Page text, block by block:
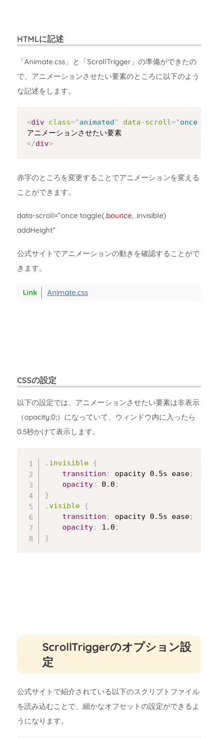
HTMLに記述
「Animate.css」と「ScrollTrigger」の準備ができたの
で、アニメーションさせたい要素のところに以下のよう
な記述をします。
<div class="animated" data-scroll="once
</div>
赤字のところを変更することでアニメーションを変える
ことができます。
data-scroll=”once toggle(.bounce, .invisible)
addHeight”
公式サイトでアニメーションの動きを確認することがで
きます。
Animate.css
CSSの設定
以下の設定では、アニメーションさせたい要素は非表示
（opacity:0;）になっていて、ウィンドウ内に入ったら
0.5秒かけて表示します。
.invisible {
transition : opacity 0.5s ease;
opacity: 0.0 ;
}
.visible {
transition : opacity 0.5s ease;
opacity: 1.0 ;
}
ScrollTriggerのオプション設
定
公式サイトで紹介されている以下のスクリプトファイル
を読み込むことで、細かなオフセットの設定ができるよ
うになります。